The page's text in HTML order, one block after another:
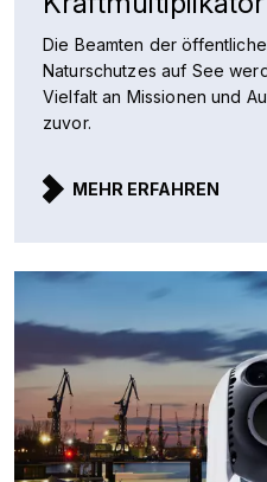
Die Beamten der
Naturschutzes auf See
Vielfalt an Missionen und
zuvor.
MEHR ERFAHREN